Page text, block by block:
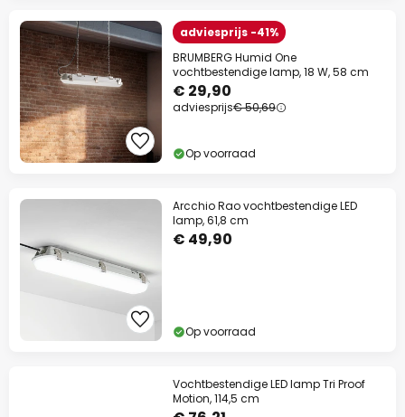
adviesprijs -41%
BRUMBERG Humid One
vochtbestendige lamp, 18 W, 58 cm
€ 29,90
adviesprijs€ 50,69
Op voorraad
Arcchio Rao vochtbestendige LED
lamp, 61,8 cm
€ 49,90
Op voorraad
Vochtbestendige LED lamp Tri Proof
Motion, 114,5 cm